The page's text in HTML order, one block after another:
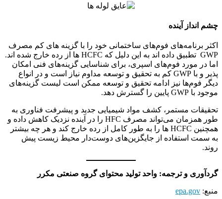
چشم انداز آینده
اکثر برنامه‌های فوم‌های ساختمانی خود را با گزینه های کم مصرف
GWP تطبیق داده اند به این دلیل که HCFC ها از رده خارج شده اند.
اما در مورد فوم‌های اسپری، برای شناسایی گزینه‌های فنی امکان
پذیر و با GWP کم به تحقیق و توسعه مداوم نیاز است و در انواع
دیگر فوم‌ها نیز ادامه تحقیق و توسعه ممکن است لیست گزینه‌های
موجود با GWP پایین را گسترش دهد.
تحقیقات مستمر، کشف مواد شیمیایی جدید و پیشرفت فناوری به
طور همزمان می‌تواند مصرف HFC را در آینده نزدیک کاهش داده و
همچنین HCFC ها را به طور کامل از رده خارج کند و هر چه بیشتر
به سمت استفاده از جایگزین‌های دوست‌دار محیط زیست پیش
روند.
گردآوری و ترجمه: واحد تولید محتوای گروه صنعتی مکرر
منبع: epa.gov